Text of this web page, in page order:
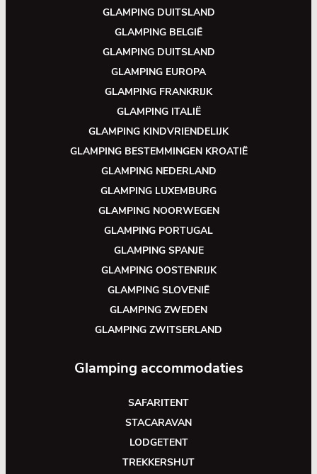
GLAMPING DUITSLAND
GLAMPING BELGIË
GLAMPING DUITSLAND
GLAMPING EUROPA
GLAMPING FRANKRIJK
GLAMPING ITALIË
GLAMPING KINDVRIENDELIJK
GLAMPING BESTEMMINGEN KROATIË
GLAMPING NEDERLAND
GLAMPING LUXEMBURG
GLAMPING NOORWEGEN
GLAMPING PORTUGAL
GLAMPING SPANJE
GLAMPING OOSTENRIJK
GLAMPING SLOVENIË
GLAMPING ZWEDEN
GLAMPING ZWITSERLAND
Glamping accommodaties
SAFARITENT
STACARAVAN
LODGETENT
TREKKERSHUT